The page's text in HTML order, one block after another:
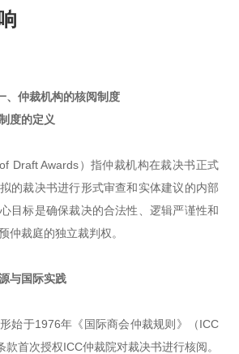
、仲裁机构的核阅制度
度的定义
Draft Awards）指仲裁机构在裁决书正式
的裁决书进行形式审查和实体建议的内部
目标是确保裁决的合法性、逻辑严谨性和
仲裁庭的独立裁判权。
与国际实践
始于1976年《国际商会仲裁规则》（ICC
首次授权ICC仲裁院对裁决书进行核阅。